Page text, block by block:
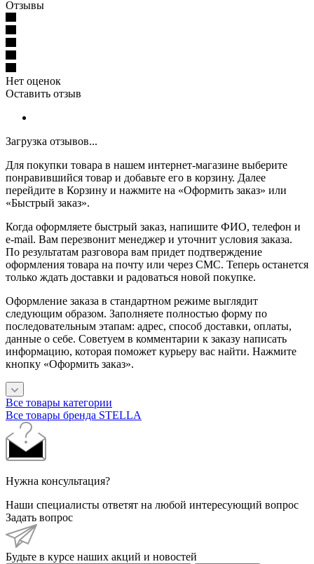
Отзывы
Нет оценок
Оставить отзыв
Загрузка отзывов...
Для покупки товара в нашем интернет-магазине выберите
понравившийся товар и добавьте его в корзину. Далее
перейдите в Корзину и нажмите на «Оформить заказ» или
«Быстрый заказ».
Когда оформляете быстрый заказ, напишите ФИО, телефон и
e-mail. Вам перезвонит менеджер и уточнит условия заказа.
По результатам разговора вам придет подтверждение
оформления товара на почту или через СМС. Теперь останется
только ждать доставки и радоваться новой покупке.
Оформление заказа в стандартном режиме выглядит
следующим образом. Заполняете полностью форму по
последовательным этапам: адрес, способ доставки, оплаты,
данные о себе. Советуем в комментарии к заказу написать
информацию, которая поможет курьеру вас найти. Нажмите
кнопку «Оформить заказ».
Все товары категории
Все товары бренда STELLA
Нужна консультация?
Наши специалисты ответят на любой интересующий вопрос
Задать вопрос
Будьте в курсе наших акций и новостей